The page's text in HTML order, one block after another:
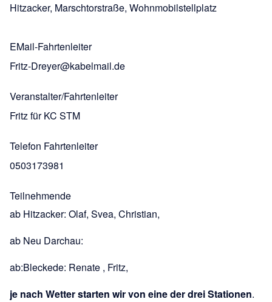
Hitzacker, Marschtorstraße, Wohnmobilstellplatz
EMail-Fahrtenleiter
Fritz-Dreyer@kabelmail.de
Veranstalter/Fahrtenleiter
Fritz für KC STM
Telefon Fahrtenleiter
0503173981
Teilnehmende
ab Hitzacker: Olaf, Svea, Christian,
ab Neu Darchau:
ab:Bleckede: Renate , Fritz,
je nach Wetter starten wir von eine der drei Stationen.